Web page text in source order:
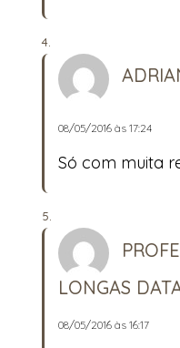
08/05/2016 às 17:24
Só com muita
LONGAS
08/05/2016 às 16:17